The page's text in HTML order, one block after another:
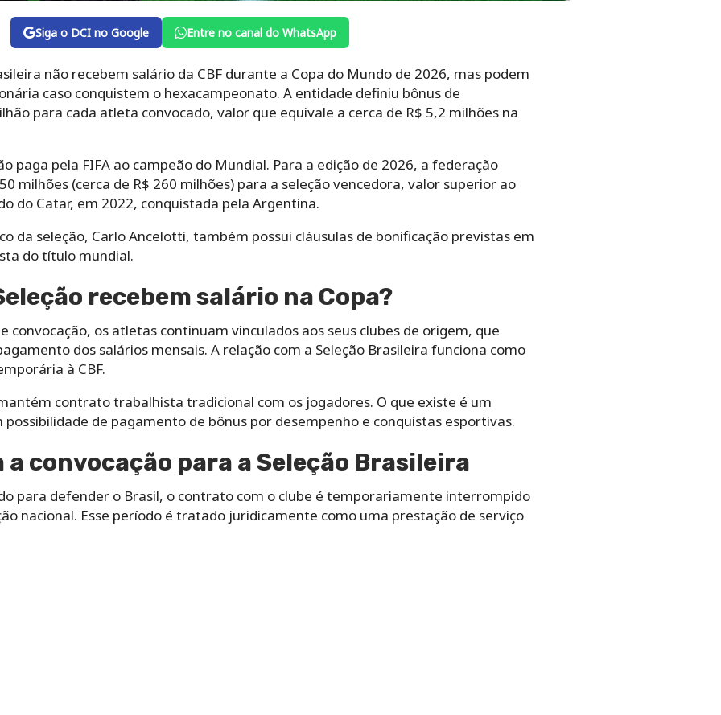
Siga o DCI no Google Entre no canal do WhatsApp
não recebem salário da CBF durante a Copa do Mundo de 2026, mas podem
caso conquistem o hexacampeonato. A entidade definiu bônus de
para cada atleta convocado, valor que equivale a cerca de R$ 5,2 milhões na
paga pela FIFA ao campeão do Mundial. Para a edição de 2026, a federação
milhões (cerca de R$ 260 milhões) para a seleção vencedora, valor superior ao
do Catar, em 2022, conquistada pela Argentina.
da seleção, Carlo Ancelotti, também possui cláusulas de bonificação previstas em
do título mundial.
recebem salário na Copa?
convocação, os atletas continuam vinculados aos seus clubes de origem, que
dos salários mensais. A relação com a Seleção Brasileira funciona como
à CBF.
contrato trabalhista tradicional com os jogadores. O que existe é um
de pagamento de bônus por desempenho e conquistas esportivas.
convocação para a Seleção Brasileira
para defender o Brasil, o contrato com o clube é temporariamente interrompido
nacional. Esse período é tratado juridicamente como uma prestação de serviço